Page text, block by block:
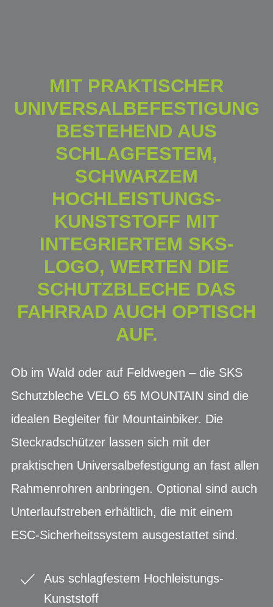
MIT PRAKTISCHER
UNIVERSALBEFESTIGUNG
BESTEHEND AUS
SCHLAGFESTEM,
SCHWARZEM
HOCHLEISTUNGS-
KUNSTSTOFF MIT
INTEGRIERTEM SKS-
LOGO, WERTEN DIE
SCHUTZBLECHE DAS
FAHRRAD AUCH OPTISCH
AUF.
Ob im Wald oder auf Feldwegen – die SKS
Schutzbleche VELO 65 MOUNTAIN sind die
idealen Begleiter für Mountainbiker. Die
Steckradschützer lassen sich mit der
praktischen Universalbefestigung an fast allen
Rahmenrohren anbringen. Optional sind auch
Unterlaufstreben erhältlich, die mit einem
ESC-Sicherheitssystem ausgestattet sind.
Aus schlagfestem Hochleistungs-
Kunststoff